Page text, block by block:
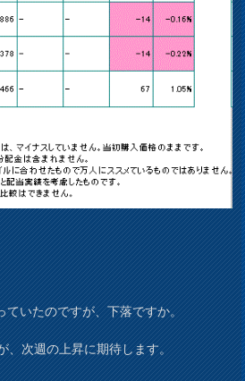
ていたのですが、下落ですか。
、次週の上昇に期待します。